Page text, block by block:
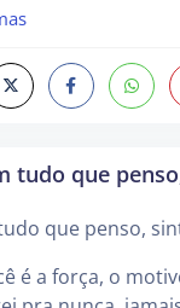
tudo que
tudo que penso,